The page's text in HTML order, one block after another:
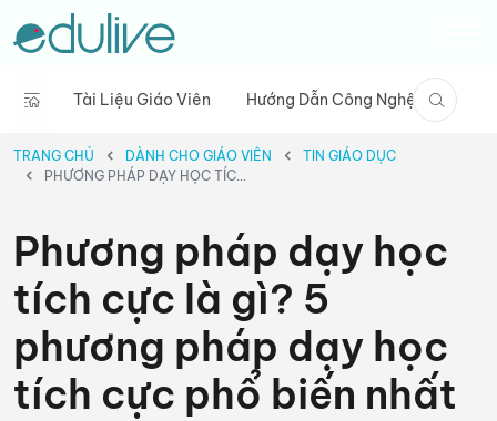
Tài Liệu Giáo Viên Hướng Dẫn Công Nghệ Câu
TRANG CHỦ DÀNH CHO GIÁO VIÊN
TIN GIÁO DỤC
PHƯƠNG PHÁP DẠY HỌC TÍCH CỰC LÀ GÌ? 5 PHƯƠNG PHÁP DẠY HỌC TÍCH CỰC PHỔ BIẾN NHẤT
Phương pháp dạy học
tích cực là gì? 5
phương pháp dạy học
tích cực phổ biến nhất